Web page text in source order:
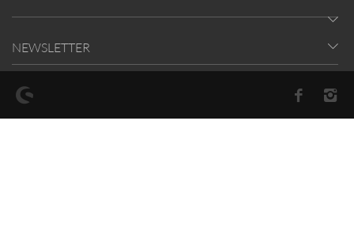
NEWSLETTER